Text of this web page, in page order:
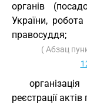
органів
України,
правосуддя;
( Абзац
реєстрації